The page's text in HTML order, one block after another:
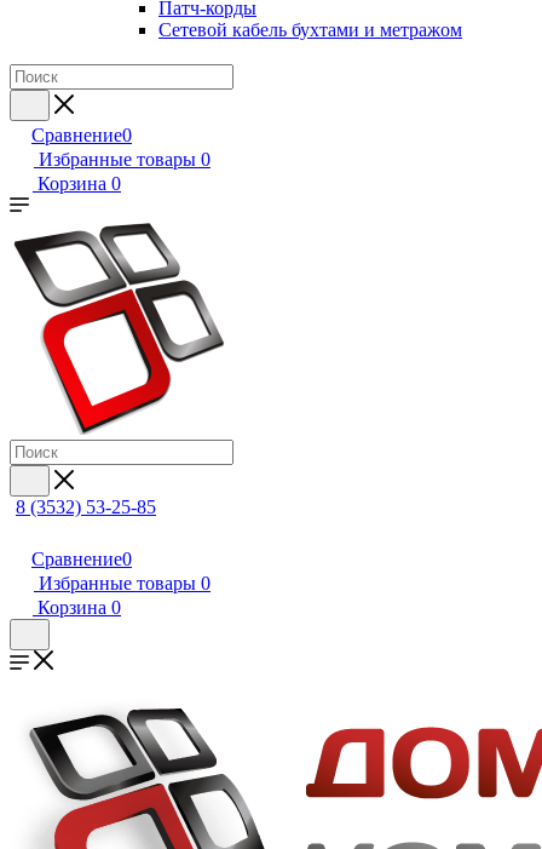
Патч-корды
Сетевой кабель бухтами и метражом
Сравнение0
Избранные товары 0
Корзина 0
8 (3532) 53-25-85
Сравнение0
Избранные товары 0
Корзина 0